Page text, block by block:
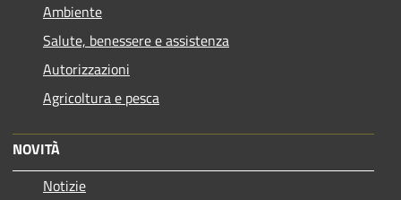
Ambiente
Salute, benessere e assistenza
Autorizzazioni
Agricoltura e pesca
NOVITÀ
Notizie